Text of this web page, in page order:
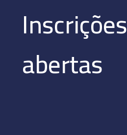
Inscrições
abertas